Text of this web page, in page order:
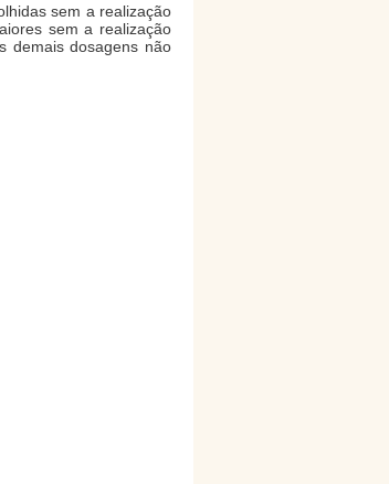
sem a realização
sem a realização
demais dosagens não